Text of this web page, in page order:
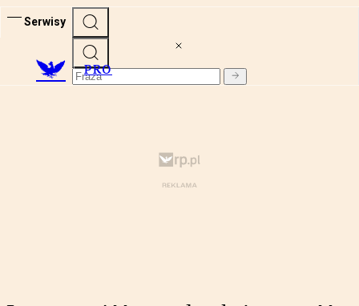
Serwisy
PRO